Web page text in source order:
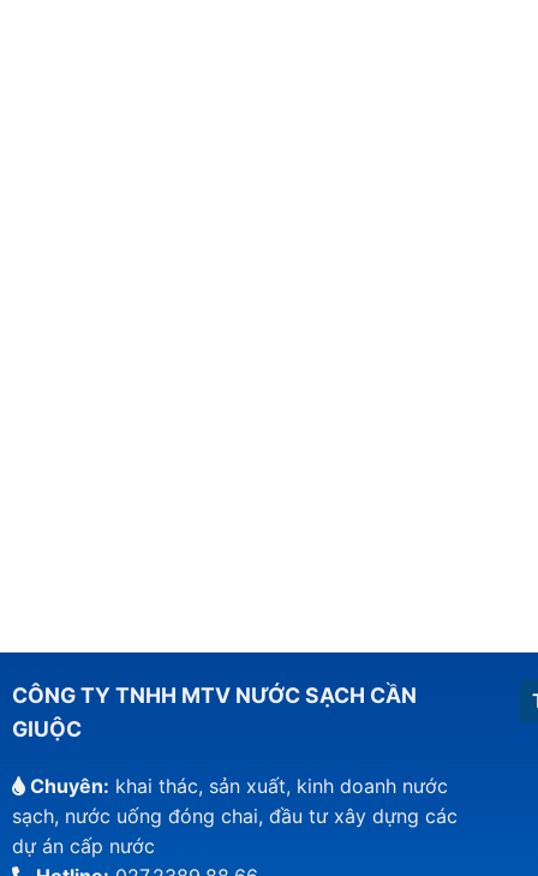
CÔNG TY TNHH MTV NƯỚC SẠCH CẦN
GIUỘC
Chuyên: khai thác, sản xuất, kinh doanh nước
sạch, nước uống đóng chai, đầu tư xây dựng các
dự án cấp nước